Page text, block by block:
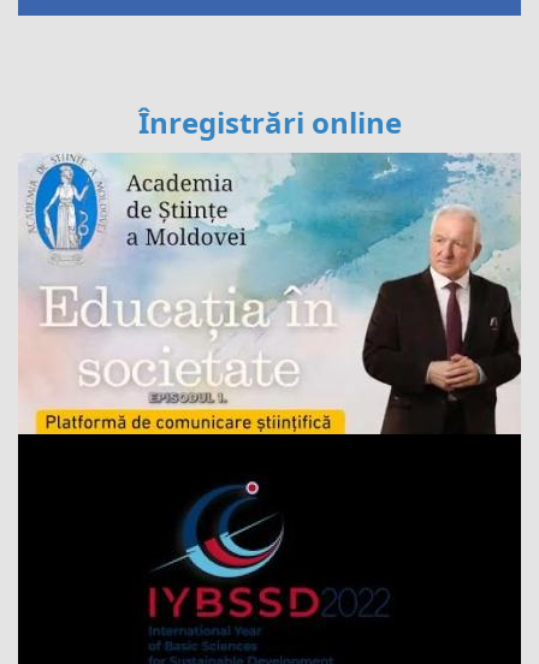
Înregistrări online